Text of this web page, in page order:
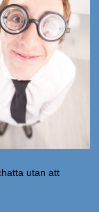
utan att